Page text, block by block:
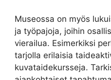
Museossa on myös
ja työpajoja, joihin
vierailua. Esimerkiksi
tarjolla erilaisia
kuvataidekursseja.